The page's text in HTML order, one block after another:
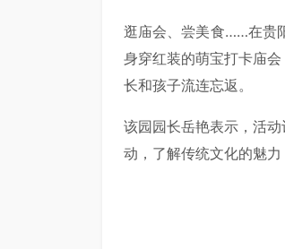
逛庙会、尝美食……在贵
身穿红装的萌宝打卡庙
长和孩子流连忘返。
该园园长岳艳表示，活
动，了解传统文化的魅力